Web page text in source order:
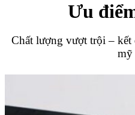
Ưu
Chất lượng vượt trội – kết
mỹ